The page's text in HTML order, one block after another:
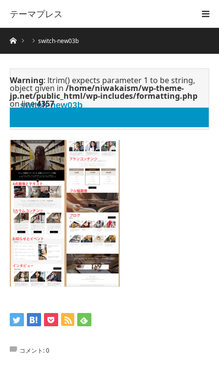
テーマプレス
ホーム switch-new03b
Warning: ltrim() expects parameter 1 to be string,
object given in /home/niwakaism/wp-theme-
jp.net/public_html/wp-includes/formatting.php
on line4357
switch-new03b
コメント:0